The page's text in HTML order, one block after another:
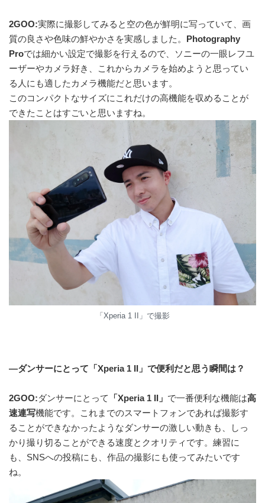
2GOO:実際に撮影してみると空の色が鮮明に写っていて、画
質の良さや色味の鮮やかさを実感しました。 Photography
Proでは細かい設定で撮影を行えるので、ソニーの一眼レフユ
ーザーやカメラ好き、これからカメラを始めようと思ってい
る人にも適したカメラ機能だと思います。
このコンパクトなサイズにこれだけの高機能を収めることが
できたことはすごいと思いますね。
「Xperia 1 II」で撮影
—ダンサーにとって「Xperia 1 II」で便利だと思う瞬間は？
2GOO:ダンサーにとって 「Xperia 1 II」 で一番便利な機能は高
速連写機能です。これまでのスマートフォンであれば撮影す
ることができなかったようなダンサーの激しい動きも、しっ
かり撮り切ることができる速度とクオリティです。練習に
も、SNSへの投稿にも、作品の撮影にも使ってみたいです
ね。